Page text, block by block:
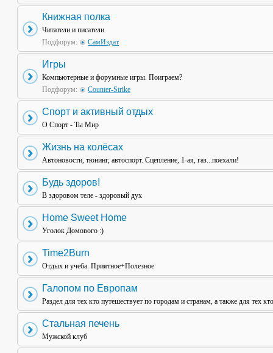
Книжная полка
Читатели и писатели
Подфорум:
СамИздат
Игры
Компьютерные и форумные игры. Поиграем?
Подфорум:
Counter-Strike
Спорт и активный отдых
О Спорт - Ты Мир
Жизнь на колёсах
Автоновости, тюнинг, автоспорт. Сцепление, 1-ая, газ...поехали!
Будь здоров!
В здоровом теле - здоровый дух
Home Sweet Home
Уголок Домового :)
Time2Burn
Отдых и учеба. Приятное+Полезное
Галопом по Европам
Раздел для тех кто путешествует по городам и странам, а также для тех
Стальная печень
Мужской клуб